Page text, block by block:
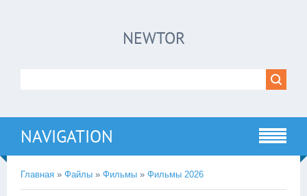
NEWTOR
NAVIGATION
Главная » Файлы » Фильмы » Фильмы 2026
!!!Если Вы с телефона сперва нажмите на